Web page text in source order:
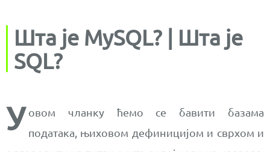
Шта је MySQL? | Шта је
SQL?
У овом чланку ћемо се бавити базама
података, њиховом дефиницијом и сврхом и